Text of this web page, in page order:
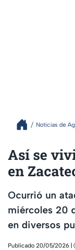
Noticias de
Así se
en
Ocurrió un
miércoles 20
en diversos
Publicado 20/05/2026 |